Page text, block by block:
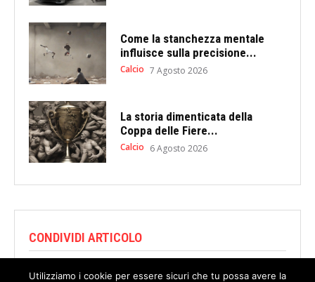
Come la stanchezza mentale
influisce sulla precisione...
Calcio 7 Agosto 2026
La storia dimenticata della
Coppa delle Fiere...
Calcio 6 Agosto 2026
CONDIVIDI ARTICOLO
Utilizziamo i cookie per essere sicuri che tu possa avere la